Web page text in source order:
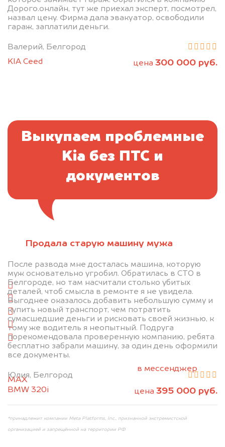
Дорого.онлайн, тут же приехал эксперт, посмотрел,
назвал цену. Фирма дала эвакуатор, освободили
гараж, заплатили деньги.
Валерий, Белгород
KIA Ceed
цена 300 000 руб.
Продала старую машину мужа
После развода мне досталась машина, которую
муж основательно угробил. Обратилась в СТО в
Белгороде, но там насчитали столько убитых
деталей, чтоб смысла в ремонте я не увидела.
Выгоднее оказалось добавить небольшую сумму и
купить новый транспорт, чем потратить
сумасшедшие деньги и рисковать своей жизнью, к
тому же водитель я неопытный. Подруга
порекомендовала проверенную компанию, ребята
бесплатно забрали машину, за один день оформили
все документы.
Юлия, Белгород
BMW 320i
цена 395 000 руб.
Выкупаем проблемные
Kia без ПТС и
документов
минуту эксперт-оценщик назовёт сумму.
1. Сфотографируйте машину:
спереди
сзади
слева
справа
салон
2. Отправьте фотографии на номер
в мессенджер
MAXили на электронную почту
info@dorogo.online
*принадлежит компании Meta Platforms, Inc., признанной экстремистской
организацией и запрещённой на территории РФ